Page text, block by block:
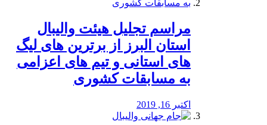
مراسم تجلیل هیئت والیبال
استان البرز از برترین های لیگ
های استانی و تیم های اعزامی
به مسابقات کشوری
اکتبر 16, 2019